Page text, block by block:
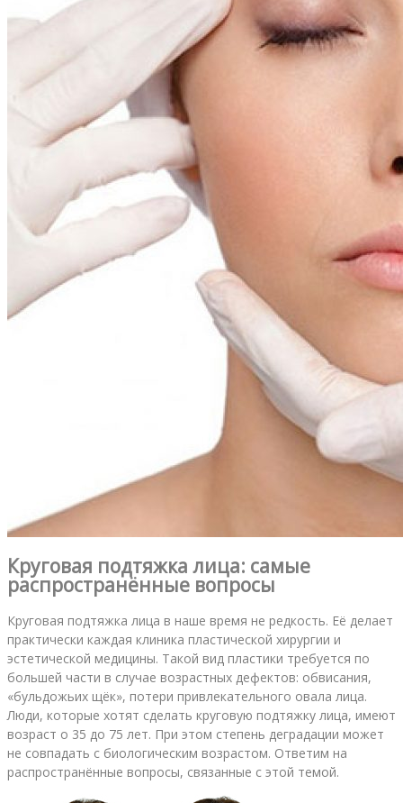
Круговая подтяжка лица: самые
распространённые вопросы
Круговая подтяжка лица в наше время не редкость. Её делает
практически каждая клиника пластической хирургии и
эстетической медицины. Такой вид пластики требуется по
большей части в случае возрастных дефектов: обвисания,
«бульдожьих щёк», потери привлекательного овала лица.
Люди, которые хотят сделать круговую подтяжку лица, имеют
возраст о 35 до 75 лет. При этом степень деградации может
не совпадать с биологическим возрастом. Ответим на
распространённые вопросы, связанные с этой темой.